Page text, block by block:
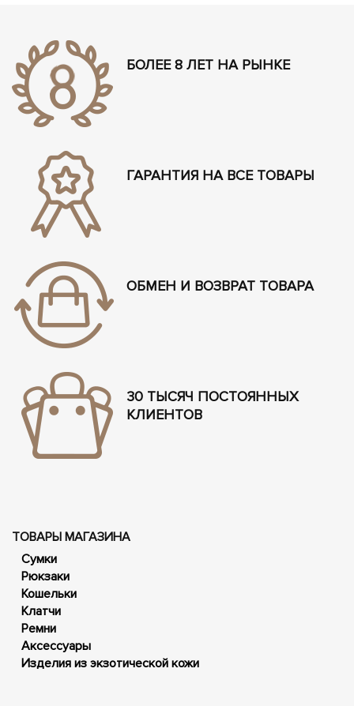
БОЛЕЕ 8 ЛЕТ НА РЫНКЕ
ГАРАНТИЯ НА ВСЕ ТОВАРЫ
ОБМЕН И ВОЗВРАТ ТОВАРА
30 ТЫСЯЧ ПОСТОЯННЫХ
КЛИЕНТОВ
ТОВАРЫ МАГАЗИНА
Сумки
Рюкзаки
Кошельки
Клатчи
Ремни
Аксессуары
Изделия из экзотической кожи